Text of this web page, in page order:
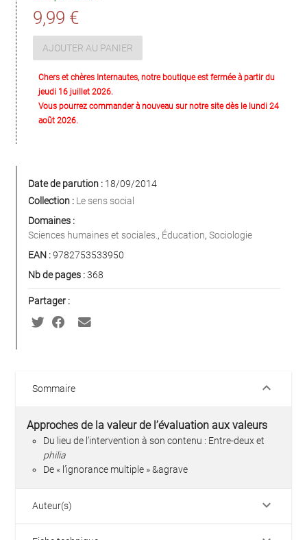
9,99 €
AJOUTER AU PANIER
Chers et chères Internautes, notre boutique est fermée à partir du
jeudi 16 juillet 2026.
Vous pourrez commander à nouveau sur notre site dès le lundi 24
août 2026.
Date de parution : 18/09/2014
Collection : Le sens social
Domaines :
Sciences humaines et sociales., Éducation, Sociologie
EAN :9782753533950
Nb de pages :368
Partager :
Sommaire keyboard_arrow_down
Approches de la valeur de l’évaluation aux valeurs
Du lieu de l’intervention à son contenu : Entre-deux et
philia
De « l’ignorance multiple » &agrave
Auteur(s) keyboard_arrow_down